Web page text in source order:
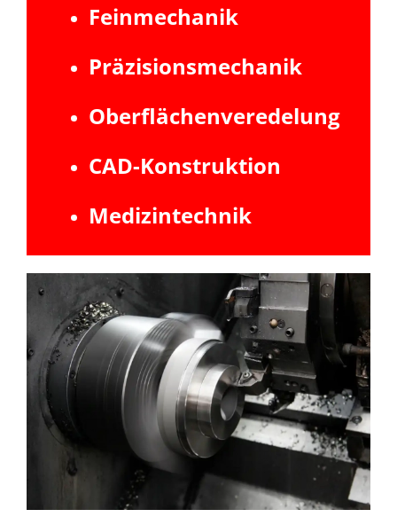
Feinmechanik
Präzisionsmechanik
Oberflächenveredelung
CAD-Konstruktion
Medizintechnik